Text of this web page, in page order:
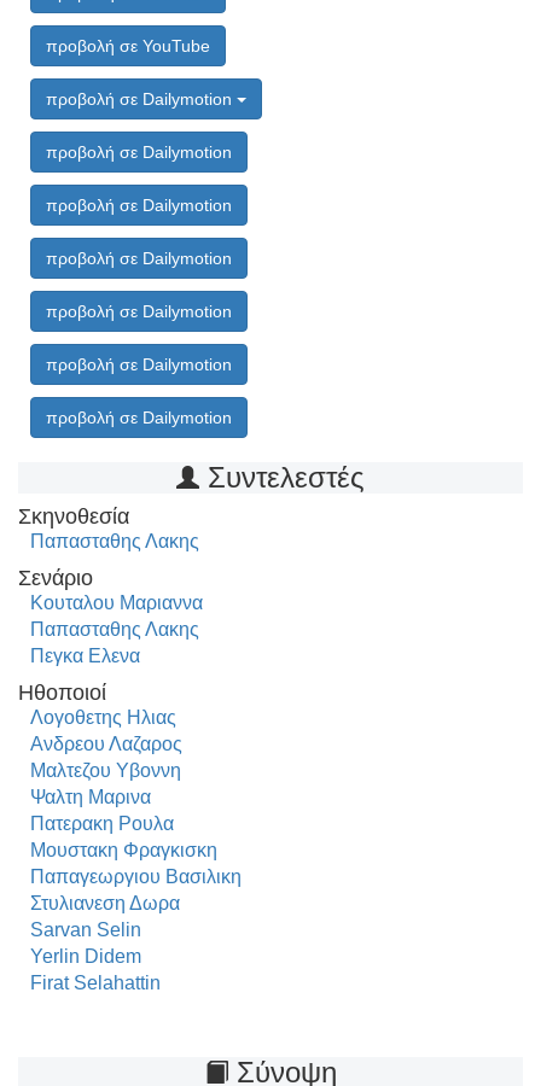
προβολή σε YouTube
προβολή σε Dailymotion
προβολή σε Dailymotion
προβολή σε Dailymotion
προβολή σε Dailymotion
προβολή σε Dailymotion
προβολή σε Dailymotion
προβολή σε Dailymotion
Συντελεστές
Σκηνοθεσία
Παπασταθης Λακης
Σενάριο
Κουταλου Μαριαννα
Παπασταθης Λακης
Πεγκα Ελενα
Ηθοποιοί
Λογοθετης Ηλιας
Ανδρεου Λαζαρος
Μαλτεζου Υβοννη
Ψαλτη Μαρινα
Πατερακη Ρουλα
Μουστακη Φραγκισκη
Παπαγεωργιου Βασιλικη
Στυλιανεση Δωρα
Sarvan Selin
Yerlin Didem
Firat Selahattin
Σύνοψη